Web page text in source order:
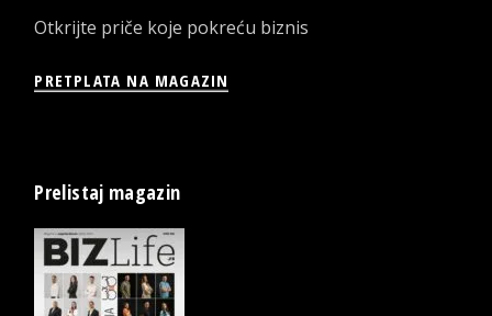
Otkrijte priče koje pokreću biznis
PRETPLATA NA MAGAZIN
Prelistaj magazin